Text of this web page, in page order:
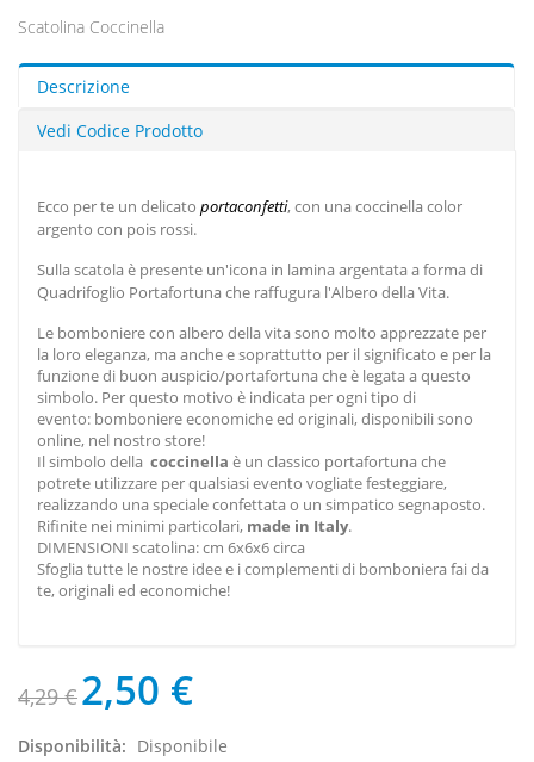
Scatolina Coccinella
Descrizione
Vedi Codice Prodotto
Ecco per te un delicato portaconfetti, con una coccinella color
argento con pois rossi.
Sulla scatola è presente un'icona in lamina argentata a forma di
Quadrifoglio Portafortuna che raffugura l'Albero della Vita.
Le bomboniere con albero della vita sono molto apprezzate per
la loro eleganza, ma anche e soprattutto per il significato e per la
funzione di buon auspicio/portafortuna che è legata a questo
simbolo. Per questo motivo è indicata per ogni tipo di
evento: bomboniere economiche ed originali, disponibili sono
online, nel nostro store!
Il simbolo della coccinella è un classico portafortuna che
potrete utilizzare per qualsiasi evento vogliate festeggiare,
realizzando una speciale confettata o un simpatico segnaposto.
Rifinite nei minimi particolari, made in Italy.
DIMENSIONI scatolina: cm 6x6x6 circa
Sfoglia tutte le nostre idee e i complementi di bomboniera fai da
te, originali ed economiche!
4,29 €2,50 €
Disponibilità: Disponibile